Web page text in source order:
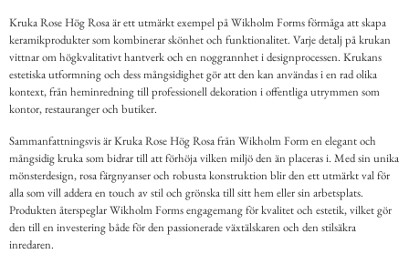
Kruka Rose Hög Rosa är ett utmärkt exempel på Wikholm Forms förmåga att skapa
keramikprodukter som kombinerar skönhet och funktionalitet. Varje detalj på krukan
vittnar om högkvalitativt hantverk och en noggrannhet i designprocessen. Krukans
estetiska utformning och dess mångsidighet gör att den kan användas i en rad olika
kontext, från heminredning till professionell dekoration i offentliga utrymmen som
kontor, restauranger och butiker.
Sammanfattningsvis är Kruka Rose Hög Rosa från Wikholm Form en elegant och
mångsidig kruka som bidrar till att förhöja vilken miljö den än placeras i. Med sin unika
mönsterdesign, rosa färgnyanser och robusta konstruktion blir den ett utmärkt val för
alla som vill addera en touch av stil och grönska till sitt hem eller sin arbetsplats.
Produkten återspeglar Wikholm Forms engagemang för kvalitet och estetik, vilket gör
den till en investering både för den passionerade växtälskaren och den stilsäkra
inredaren.